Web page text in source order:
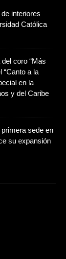
interiores
Católica
coro “Más
“Canto a la
en la
y del Caribe
sede en
su expansión